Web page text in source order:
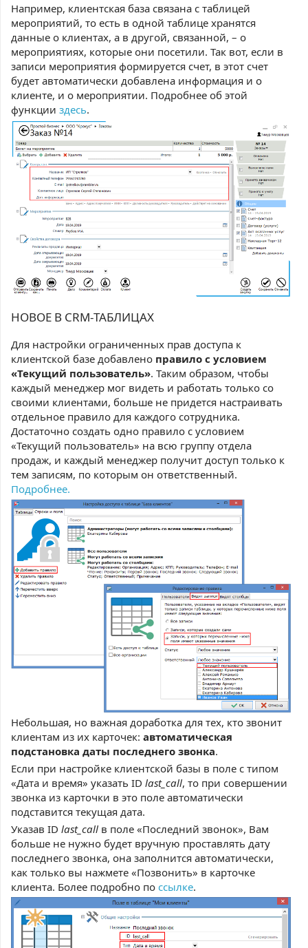
Например, клиентская база связана с таблицей
мероприятий, то есть в одной таблице хранятся
данные о клиентах, а в другой, связанной, – о
мероприятиях, которые они посетили. Так вот, если в
записи мероприятия формируется счет, в этот счет
будет автоматически добавлена информация и о
клиенте, и о мероприятии. Подробнее об этой
функции здесь.
НОВОЕ В CRM-ТАБЛИЦАХ
Для настройки ограниченных прав доступа к
клиентской базе добавлено правило с условием
«Текущий пользователь». Таким образом, чтобы
каждый менеджер мог видеть и работать только со
своими клиентами, больше не придется настраивать
отдельное правило для каждого сотрудника.
Достаточно создать одно правило с условием
«Текущий пользователь» на всю группу отдела
продаж, и каждый менеджер получит доступ только к
тем записям, по которым он ответственный.
Подробнее.
Небольшая, но важная доработка для тех, кто звонит
клиентам из их карточек: автоматическая
подстановка даты последнего звонка.
Если при настройке клиентской базы в поле с типом
«Дата и время» указать ID last_call, то при совершении
звонка из карточки в это поле автоматически
подставится текущая дата.
Указав ID last_call в поле «Последний звонок», Вам
больше не нужно будет вручную проставлять дату
последнего звонка, она заполнится автоматически,
как только вы нажмете «Позвонить» в карточке
клиента. Более подробно по ссылке.